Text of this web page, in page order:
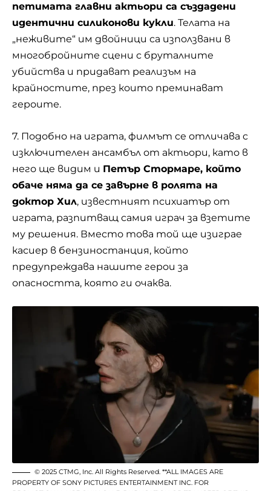
петимата главни актьори са създадени
идентични силиконови кукли. Телата на
„неживите“ им двойници са използвани в
многобройните сцени с бруталните
убийства и придават реализъм на
крайностите, през които преминават
героите.
7. Подобно на играта, филмът се отличава с
изключителен ансамбъл от актьори, като в
него ще видим и Петър Стормаре, който
обаче няма да се завърне в ролята на
доктор Хил, известният психиатър от
играта, разпитващ самия играч за взетите
му решения. Вместо това той ще изиграе
касиер в бензиностанция, който
предупреждава нашите герои за
опасността, която ги очаква.
© 2025 CTMG, Inc. All Rights Reserved. **ALL IMAGES ARE
PROPERTY OF SONY PICTURES ENTERTAINMENT INC. FOR